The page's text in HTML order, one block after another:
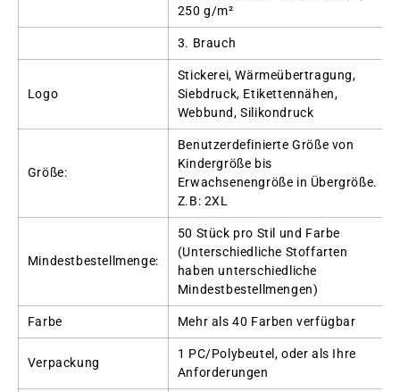
250 g/m²
3. Brauch
Logo
Stickerei, Wärmeübertragung,
Siebdruck, Etikettennähen,
Webbund, Silikondruck
Größe:
Benutzerdefinierte Größe von
Kindergröße bis
Erwachsenengröße in Übergröße.
Z.B: 2XL
Mindestbestellmenge:
50 Stück pro Stil und Farbe
(Unterschiedliche Stoffarten
haben unterschiedliche
Mindestbestellmengen)
Farbe Mehr als 40 Farben verfügbar
Verpackung
1 PC/Polybeutel, oder als Ihre
Anforderungen